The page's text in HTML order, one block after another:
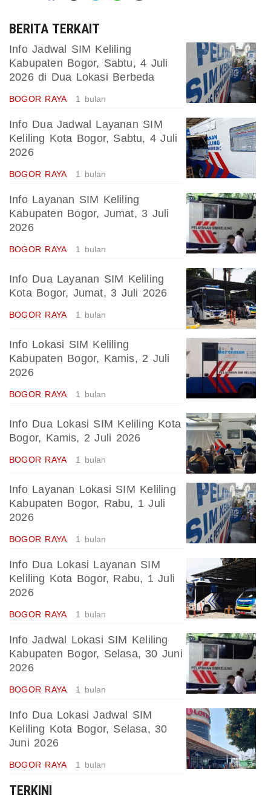
BERITA TERKAIT
Info Jadwal SIM Keliling
Kabupaten Bogor, Sabtu, 4 Juli
2026 di Dua Lokasi Berbeda
BOGOR RAYA 1 bulan
Info Dua Jadwal Layanan SIM
Keliling Kota Bogor, Sabtu, 4 Juli
2026
BOGOR RAYA 1 bulan
Info Layanan SIM Keliling
Kabupaten Bogor, Jumat, 3 Juli
2026
BOGOR RAYA 1 bulan
Info Dua Layanan SIM Keliling
Kota Bogor, Jumat, 3 Juli 2026
BOGOR RAYA 1 bulan
Info Lokasi SIM Keliling
Kabupaten Bogor, Kamis, 2 Juli
2026
BOGOR RAYA 1 bulan
Info Dua Lokasi SIM Keliling Kota
Bogor, Kamis, 2 Juli 2026
BOGOR RAYA 1 bulan
Info Layanan Lokasi SIM Keliling
Kabupaten Bogor, Rabu, 1 Juli
2026
BOGOR RAYA 1 bulan
Info Dua Lokasi Layanan SIM
Keliling Kota Bogor, Rabu, 1 Juli
2026
BOGOR RAYA 1 bulan
Info Jadwal Lokasi SIM Keliling
Kabupaten Bogor, Selasa, 30 Juni
2026
BOGOR RAYA 1 bulan
Info Dua Lokasi Jadwal SIM
Keliling Kota Bogor, Selasa, 30
Juni 2026
BOGOR RAYA 1 bulan
TERKINI